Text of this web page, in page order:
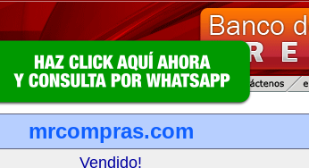
mrcompras.com
Vendido!